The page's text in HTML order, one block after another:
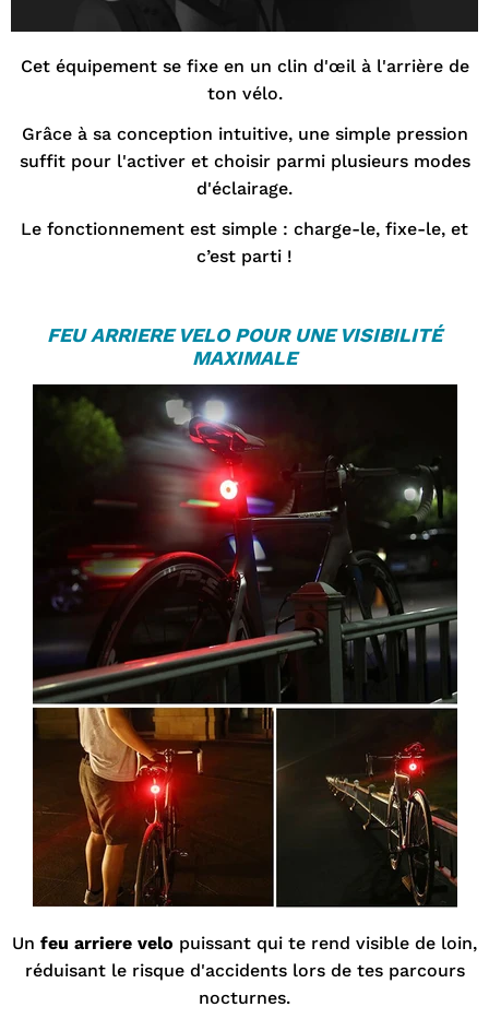
Cet équipement se fixe en un clin d'œil à l'arrière de
ton vélo.
Grâce à sa conception intuitive, une simple pression
suffit pour l'activer et choisir parmi plusieurs modes
d'éclairage.
Le fonctionnement est simple : charge-le, fixe-le, et
c’est parti !
FEU ARRIERE VELOPOUR UNE VISIBILITÉ
MAXIMALE
Un feu arriere velo puissant qui te rend visible de loin,
réduisant le risque d'accidents lors de tes parcours
nocturnes.